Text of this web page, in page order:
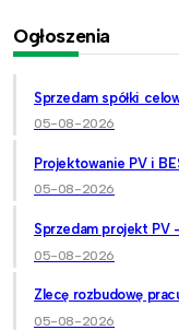
Ogłoszenia
Sprzedam spółki
05-08-2026
Projektowanie PV i
05-08-2026
Sprzedam projekt PV
05-08-2026
Zlecę rozbudowę
05-08-2026